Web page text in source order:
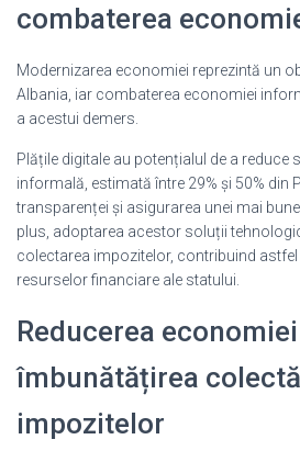
combaterea
Modernizarea economiei reprezintă un
Albania, iar combaterea economiei
a acestui demers.
Plățile digitale au potențialul de a
informală, estimată între 29% și 50% din
transparenței și asigurarea unei mai
plus, adoptarea acestor soluții
colectarea impozitelor, contribuind
resurselor financiare ale statului.
Reducerea
îmbunătățirea
impozitelor